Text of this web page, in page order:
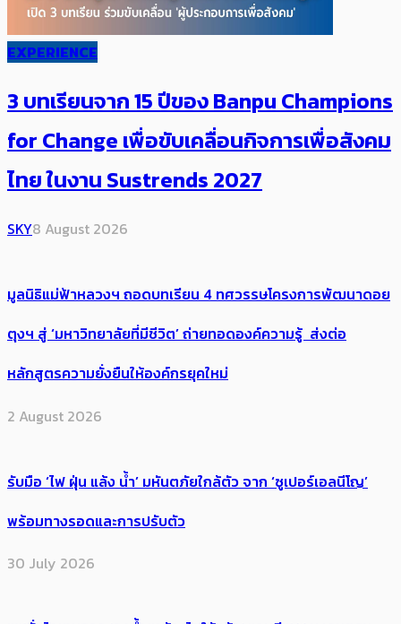
EXPERIENCE
3 บทเรียนจาก 15 ปีของ Banpu Champions
for Change เพื่อขับเคลื่อนกิจการเพื่อสังคม
ไทย ในงาน Sustrends 2027
SKY8 August 2026
มูลนิธิแม่ฟ้าหลวงฯ ถอดบทเรียน 4 ทศวรรษโครงการพัฒนาดอย
ตุงฯ สู่ ‘มหาวิทยาลัยที่มีชีวิต’ ถ่ายทอดองค์ความรู้ ส่งต่อ
หลักสูตรความยั่งยืนให้องค์กรยุคใหม่
2 August 2026
รับมือ ‘ไฟ ฝุ่น แล้ง น้ำ’ มหันตภัยใกล้ตัว จาก ‘ซูเปอร์เอลนีโญ’
พร้อมทางรอดและการปรับตัว
30 July 2026